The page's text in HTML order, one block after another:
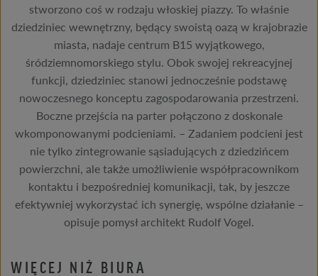
stworzono coś w rodzaju włoskiej piazzy. To właśnie
dziedziniec wewnętrzny, będący swoistą oazą w krajobrazie
miasta, nadaje centrum B15 wyjątkowego,
śródziemnomorskiego stylu. Obok swojej rekreacyjnej
funkcji, dziedziniec stanowi jednocześnie podstawę
nowoczesnego konceptu zagospodarowania przestrzeni.
Boczne przejścia na parter połączono z doskonale
wkomponowanymi podcieniami. – Zadaniem podcieni jest
nie tylko zintegrowanie sąsiadujących z dziedzińcem
powierzchni, ale także umożliwienie współpracownikom
kontaktu i bezpośredniej komunikacji, tak, by jeszcze
efektywniej wykorzystać ich synergię, wspólne działanie –
opisuje pomysł architekt Rudolf Vogel.
WIĘCEJ NIŻ BIURA